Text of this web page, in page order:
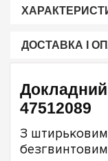
ДОСТАВКА І
47512089
З